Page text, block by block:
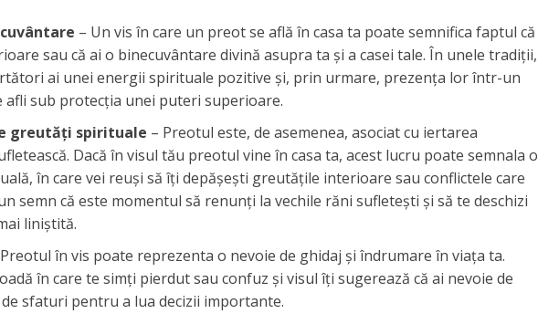
– Un vis în care un preot se află în casa ta poate semnifica faptul că
sau că ai o binecuvântare divină asupra ta și a casei tale. În unele tradiții,
ai unei energii spirituale pozitive și, prin urmare, prezența lor într-un
afli sub protecția unei puteri superioare.
greutăți spirituale – Preotul este, de asemenea, asociat cu iertarea
Dacă în visul tău preotul vine în casa ta, acest lucru poate semnala o
în care vei reuși să îți depășești greutățile interioare sau conflictele care
semn că este momentul să renunți la vechile răni sufletești și să te deschizi
liniștită.
în vis poate reprezenta o nevoie de ghidaj și îndrumare în viața ta.
în care te simți pierdut sau confuz și visul îți sugerează că ai nevoie de
sfaturi pentru a lua decizii importante.